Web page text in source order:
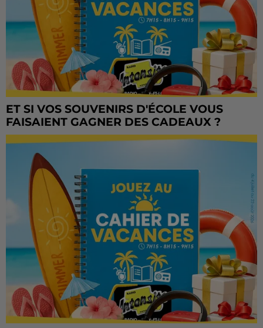
ET SI VOS SOUVENIRS D'ÉCOLE VOUS
FAISAIENT GAGNER DES CADEAUX ?